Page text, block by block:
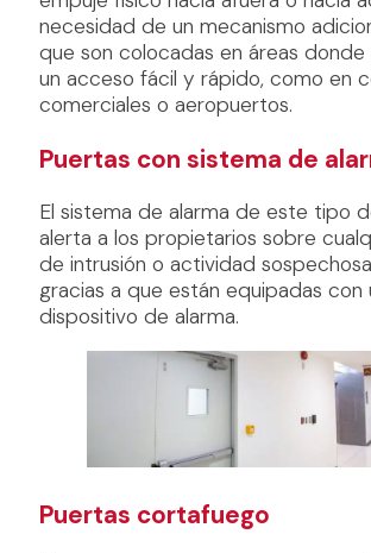
necesidad de un mecanismo
que son colocadas en áreas
un acceso fácil y rápido, como en
comerciales o aeropuertos.
Puertas con sistema de
El sistema de alarma de este tipo
alerta a los propietarios sobre
de intrusión o actividad
gracias a que están equipadas con
dispositivo de alarma.
Puertas cortafuego